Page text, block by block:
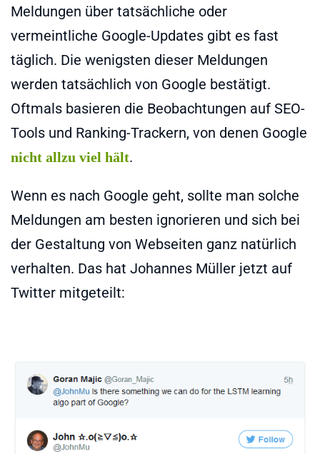
Meldungen über tatsächliche oder
vermeintliche Google-Updates gibt es fast
täglich. Die wenigsten dieser Meldungen
werden tatsächlich von Google bestätigt.
Oftmals basieren die Beobachtungen auf SEO-
Tools und Ranking-Trackern, von denen Google
nicht allzu viel hält.
Wenn es nach Google geht, sollte man solche
Meldungen am besten ignorieren und sich bei
der Gestaltung von Webseiten ganz natürlich
verhalten. Das hat Johannes Müller jetzt auf
Twitter mitgeteilt: